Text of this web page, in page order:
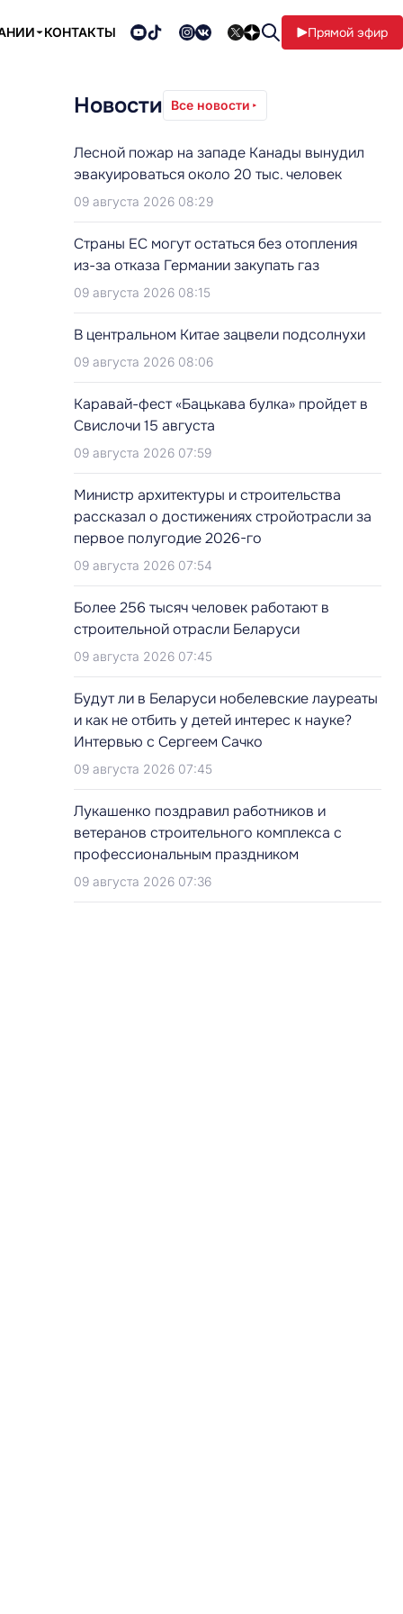
КОНТАКТЫ Прямой эфир
Новости Все новости
Лесной пожар на западе Канады вынудил
эвакуироваться около 20 тыс. человек
09 августа 2026 08:29
Страны ЕС могут остаться без отопления
из-за отказа Германии закупать газ
09 августа 2026 08:15
В центральном Китае зацвели подсолнухи
09 августа 2026 08:06
Каравай-фест «Бацькава булка» пройдет в
Свислочи 15 августа
09 августа 2026 07:59
Министр архитектуры и строительства
рассказал о достижениях стройотрасли за
первое полугодие 2026-го
09 августа 2026 07:54
Более 256 тысяч человек работают в
строительной отрасли Беларуси
09 августа 2026 07:45
Будут ли в Беларуси нобелевские лауреаты
и как не отбить у детей интерес к науке?
Интервью с Сергеем Сачко
09 августа 2026 07:45
Лукашенко поздравил работников и
ветеранов строительного комплекса с
профессиональным праздником
09 августа 2026 07:36